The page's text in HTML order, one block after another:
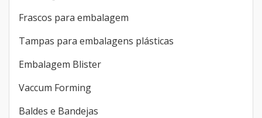
Frascos para embalagem
Tampas para embalagens plásticas
Embalagem Blister
Vaccum Forming
Baldes e Bandejas